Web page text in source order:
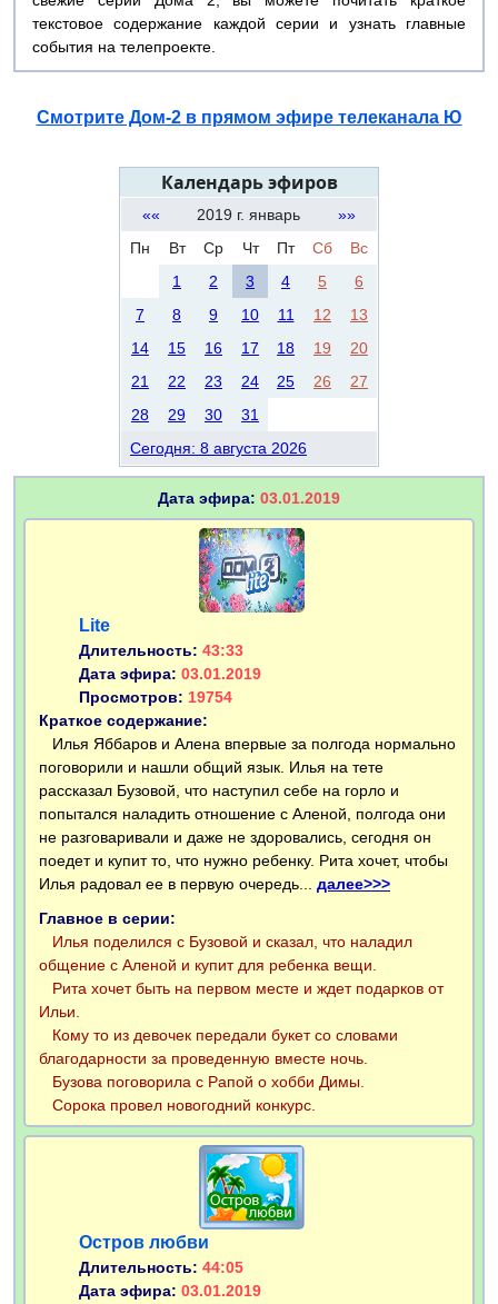
текстовое содержание каждой серии и узнать главные
события на телепроекте.
Смотрите Дом-2 в прямом эфире телеканала Ю
Календарь эфиров
«« 2019 г. январь
»»
Пн
Вт Ср Чт Пт Сб
Вс
1
2 3 4 5
6
7
8 9 10 11 12
13
14
15 16 17 18 19
20
21
22 23 24 25 26
27
28
29 30
31
Сегодня: 8 августа 2026
Дата эфира: 03.01.2019
Lite
Длительность: 43:33
Дата эфира: 03.01.2019
Просмотров: 19754
Краткое содержание:
Илья Яббаров и Алена впервые за полгода нормально
поговорили и нашли общий язык. Илья на тете
рассказал Бузовой, что наступил себе на горло и
попытался наладить отношение с Аленой, полгода они
не разговаривали и даже не здоровались, сегодня он
поедет и купит то, что нужно ребенку. Рита хочет, чтобы
Илья радовал ее в первую очередь... далее>>>
Главное в серии:
Илья поделился с Бузовой и сказал, что наладил
общение с Аленой и купит для ребенка вещи.
Рита хочет быть на первом месте и ждет подарков от
Ильи.
Кому то из девочек передали букет со словами
благодарности за проведенную вместе ночь.
Бузова поговорила с Рапой о хобби Димы.
Сорока провел новогодний конкурс.
Остров любви
Длительность: 44:05
Дата эфира: 03.01.2019